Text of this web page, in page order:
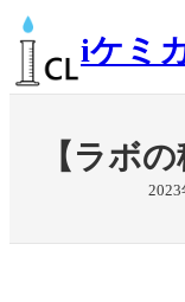
内
容
ス
iケミ
【ラボ
2023